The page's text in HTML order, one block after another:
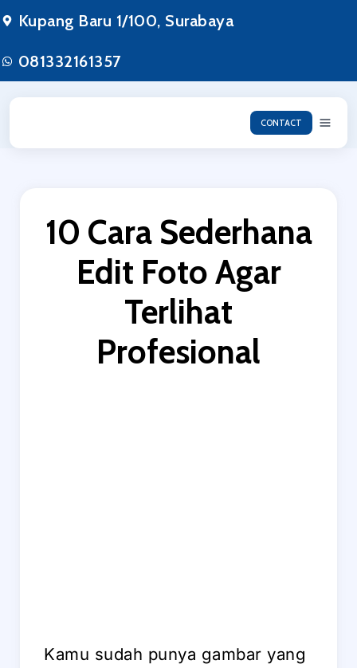
ke
konten
Kupang Baru 1/100, Surabaya
081332161357
CONTACT
10 Cara Sederhana
Edit Foto Agar
Terlihat
Profesional
Kamu sudah punya gambar yang